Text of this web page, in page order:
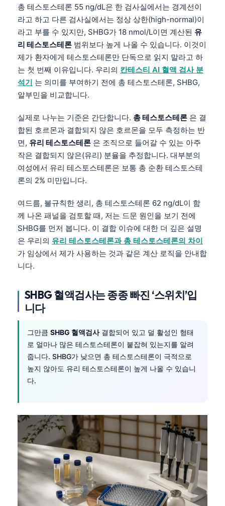
총 테스토스테론 55 ng/dL은 한 검사실에서는 경계선이
라고 하고 다른 검사실에서는 정상 상한(high-normal)이
라고 부를 수 있지만, SHBG가 18 nmol/L이면 계산된 유
리 테스토스테론 범위보다 높게 나올 수 있습니다. 이것이
제가 환자에게 테스토스테론만 단독으로 읽지 말라고 하
는 첫 번째 이유입니다. 우리의 칸테스티 AI 혈액 검사 분
석기 는 의미를 부여하기 전에 총 테스토스테론, SHBG,
알부민을 비교합니다.
실제로 나누는 기준은 간단합니다. 총 테스토스테론 은 결
합된 호르몬과 결합되지 않은 호르몬을 모두 측정하는 반
면, 유리 테스토스테론 은 조직으로 들어갈 수 있는 아주
작은 결합되지 않은(유리) 분율을 추정합니다. 대부분의
여성에서 유리 테스토스테론은 보통 총 순환 테스토스테
론의 2% 미만입니다.
여드름, 불규칙한 생리, 총 테스토스테론 62 ng/dL이 함
께 나온 패널을 검토할 때, 저는 드문 원인을 보기 전에
SHBG를 먼저 봅니다. 이 결합 이슈에 대한 더 깊은 설명
은 우리의 유리 테스토스테론과 총 테스토스테론의 차이
가 임상에서 제가 사용하는 것과 같은 계산 로직을 안내합
니다.
SHBG 혈액검사는 종종 빠진 ‘스위치’입
니다
그만큼 SHBG 혈액검사결합되어 있고 덜 활성인 형태
로 얼마나 많은 테스토스테론이 붙잡혀 있는지를 알려
줍니다. SHBG가 낮으면 총 테스토스테론이 극적으로
높지 않아도 유리 테스토스테론이 높게 나올 수 있습니
다.